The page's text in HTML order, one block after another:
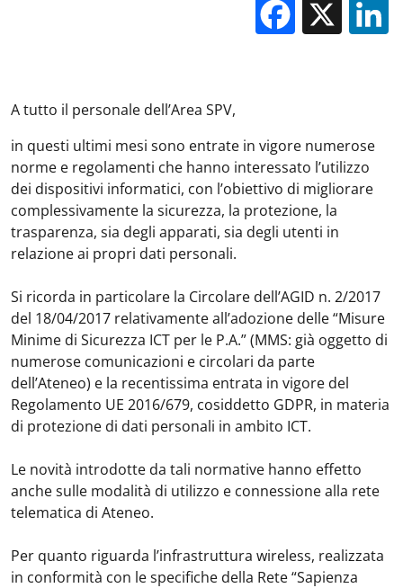
X
A tutto il personale dell’Area SPV,
in questi ultimi mesi sono entrate in vigore numerose
norme e regolamenti che hanno interessato l’utilizzo
dei dispositivi informatici, con l’obiettivo di migliorare
complessivamente la sicurezza, la protezione, la
trasparenza, sia degli apparati, sia degli utenti in
relazione ai propri dati personali.
Si ricorda in particolare la Circolare dell’AGID n. 2/2017
del 18/04/2017 relativamente all’adozione delle “Misure
Minime di Sicurezza ICT per le P.A.” (MMS: già oggetto di
numerose comunicazioni e circolari da parte
dell’Ateneo) e la recentissima entrata in vigore del
Regolamento UE 2016/679, cosiddetto GDPR, in materia
di protezione di dati personali in ambito ICT.
Le novità introdotte da tali normative hanno effetto
anche sulle modalità di utilizzo e connessione alla rete
telematica di Ateneo.
Per quanto riguarda l’infrastruttura wireless, realizzata
in conformità con le specifiche della Rete “Sapienza